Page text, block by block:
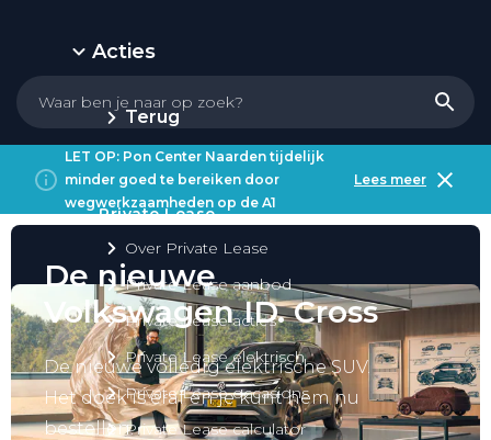
Acties
Terug
Private Lease
Over Private Lease
Private Lease aanbod
Private Lease acties
Private Lease elektrisch
Private Lease occasions
Private Lease calculator
LET OP: Pon Center Naarden tijdelijk
minder goed te bereiken door
wegwerkzaamheden op de A1
Lees meer
De nieuwe
Volkswagen ID. Cross
De nieuwe volledig elektrische SUV.
Het doek is eraf en je kunt hem nu
bestellen.